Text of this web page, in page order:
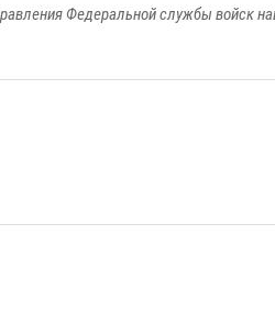
Федеральной службы войск